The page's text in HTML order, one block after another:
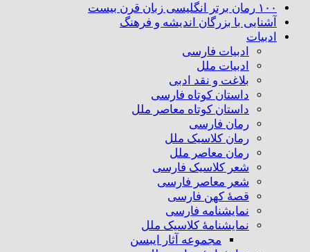
۱۰۰ رمان برتر انگلیسی زبان قرن بیست
آشنایی با بزرگان اندیشه و فرهنگ
ادبیات
ادبیات فارسی
ادبیات ملل
بلاغت و نقد ادبی
داستان کوتاه فارسی
داستان کوتاه معاصر ملل
رمان فارسی
رمان کلاسیک ملل
رمان معاصر ملل
شعر کلاسیک فارسی
شعر معاصر فارسی
قصهٔ کهن فارسی
نمایشنامه فارسی
نمایشنامهٔ کلاسیک ملل
مجموعه آثار ایبسن